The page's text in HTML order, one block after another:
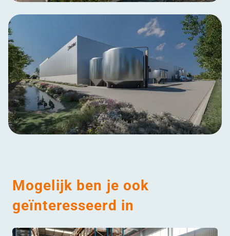
Mogelijk ben je ook
geïnteresseerd in